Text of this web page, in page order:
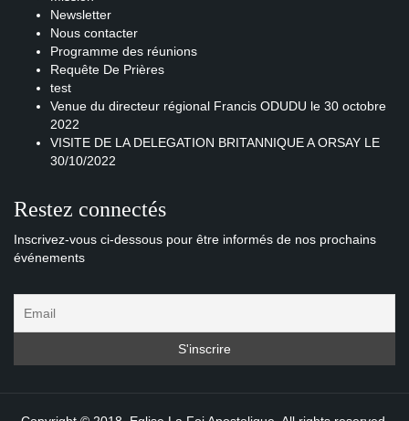
Newsletter
Nous contacter
Programme des réunions
Requête De Prières
test
Venue du directeur régional Francis ODUDU le 30 octobre
2022
VISITE DE LA DELEGATION BRITANNIQUE A ORSAY LE
30/10/2022
Restez connectés
Inscrivez-vous ci-dessous pour être informés de nos prochains
événements